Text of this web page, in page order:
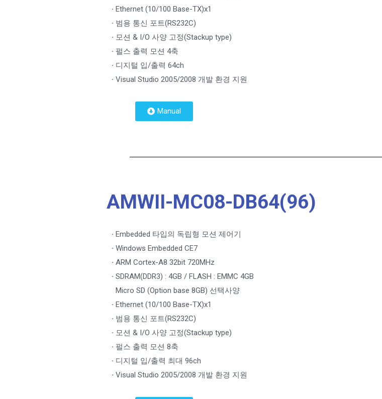
·Ethernet (10/100 Base-TX)x1
· 범용 통신 포트(RS232C)
· 모션 & I/O 사양 고정(Stackup type)
· 펄스 출력 모션 4축
· 디지털 입/출력 64ch
·Visual Studio 2005/2008 개발 환경 지원
Manual
AMWII-MC08-DB64(96)
·Embedded 타입의 독립형 모션 제어기
·Windows Embedded CE7
·ARM Cortex-A8 32bit 720MHz
·SDRAM(DDR3) : 4GB / FLASH : EMMC 4GB
Micro SD (Option base 8GB) 선택사양
·Ethernet (10/100 Base-TX)x1
· 범용 통신 포트(RS232C)
· 모션 & I/O 사양 고정(Stackup type)
· 펄스 출력 모션 8축
· 디지털 입/출력 최대 96ch
·Visual Studio 2005/2008 개발 환경 지원